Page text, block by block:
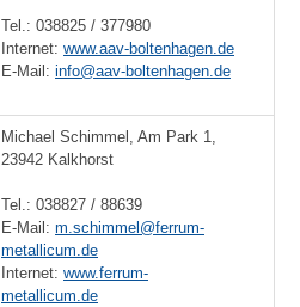
Tel.: 038825 / 377980
Internet: www.aav-boltenhagen.de
E-Mail: info@aav-boltenhagen.de
Michael Schimmel, Am Park 1,
23942 Kalkhorst
Tel.: 038827 / 88639
E-Mail: m.schimmel@ferrum-
metallicum.de
Internet: www.ferrum-
metallicum.de